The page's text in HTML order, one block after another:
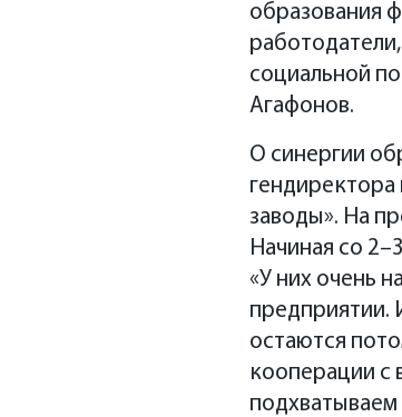
образования
социальной
Агафонов.
О синергии
заводы». На
Начиная со
«У них очень
предприятии.
остаются
кооперации с